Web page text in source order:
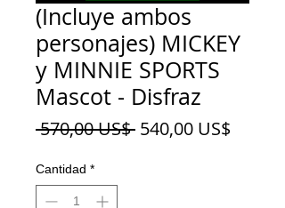
(Incluye ambos
personajes) MICKEY
y MINNIE SPORTS
Mascot - Disfraz
570,00 US$ Precio
540,00 US$
Cantidad *